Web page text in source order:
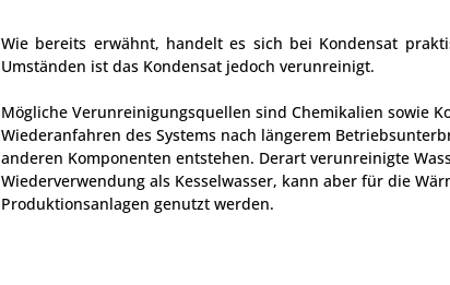
Wie bereits erwähnt, handelt es sich bei Kondensat
Umständen ist das Kondensat jedoch verunreinigt.
Mögliche Verunreinigungsquellen sind Chemikalien sowie
Wiederanfahren des Systems nach längerem
anderen Komponenten entstehen. Derart verunreinigte
Wiederverwendung als Kesselwasser, kann aber für die
Produktionsanlagen genutzt werden.